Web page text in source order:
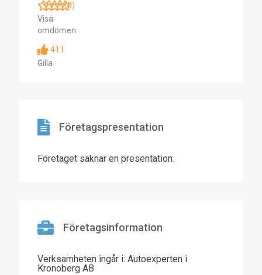
(0)
Visa
omdömen
411
Gilla
Företagspresentation
Företaget saknar en presentation.
Företagsinformation
Verksamheten ingår i: Autoexperten i
Kronoberg AB